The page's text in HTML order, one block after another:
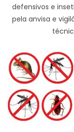
defensivos e
pela anvisa e